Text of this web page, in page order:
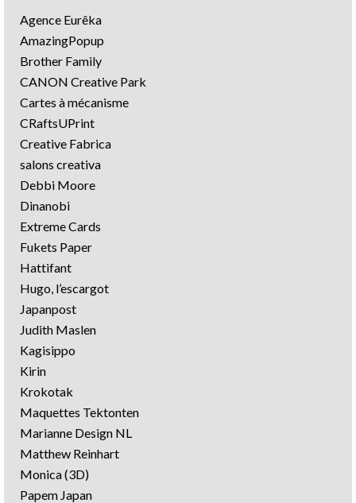
Agence Eurêka
AmazingPopup
Brother Family
CANON Creative Park
Cartes à mécanisme
CRaftsUPrint
Creative Fabrica
salons creativa
Debbi Moore
Dinanobi
Extreme Cards
Fukets Paper
Hattifant
Hugo, l’escargot
Japanpost
Judith Maslen
Kagisippo
Kirin
Krokotak
Maquettes Tektonten
Marianne Design NL
Matthew Reinhart
Monica (3D)
Papem Japan